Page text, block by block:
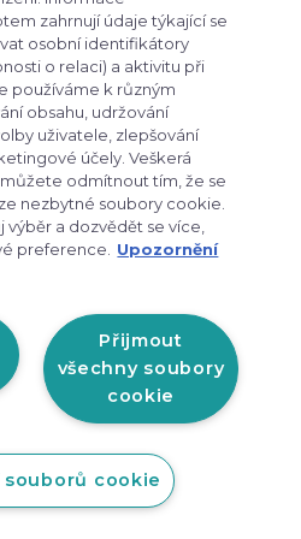
expand_more
prodejny v
na mapě
zahrnují údaje týkající se
osobní identifikátory
o relaci) a aktivitu při
používáme k různým
obsahu, udržování
uživatele, zlepšování
účely. Veškerá
odmítnout tím, že se
nezbytné soubory cookie.
a dozvědět se více,
preference.
Upozornění
Přijmout
všechny soubory
cookie
souborů cookie